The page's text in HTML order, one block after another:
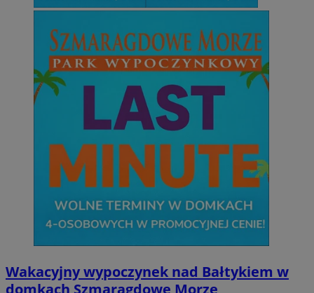
Wakacyjny wypoczynek nad Bałtykiem w